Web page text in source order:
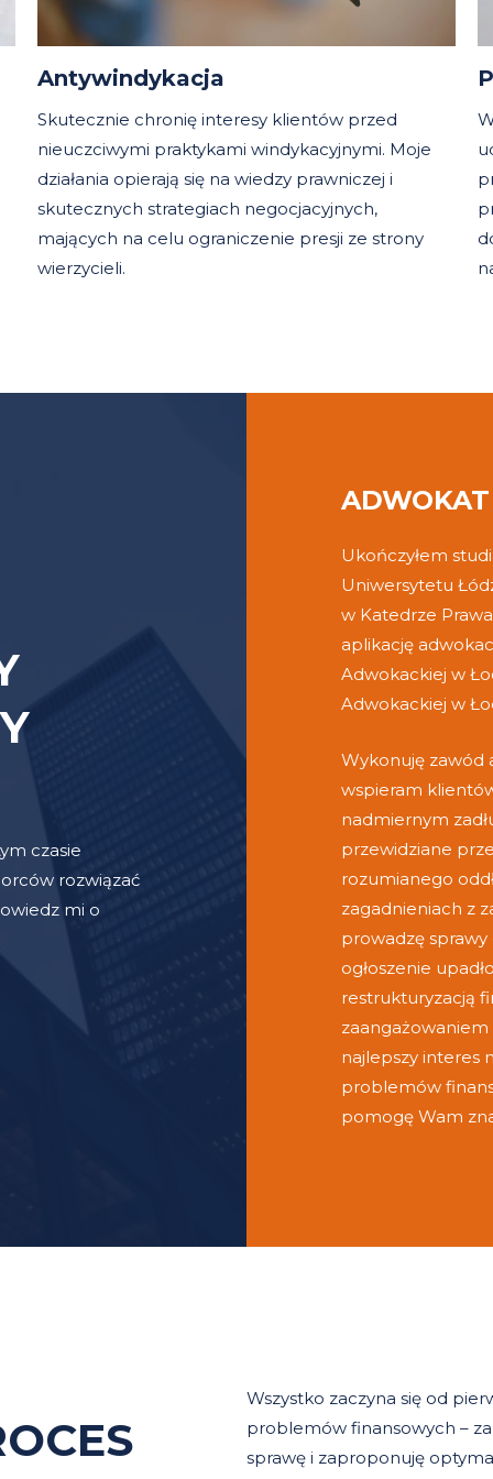
Antywindykacja
Skutecznie chronię interesy klientów przed
nieuczciwymi praktykami windykacyjnymi. Moje
działania opierają się na wiedzy prawniczej i
skutecznych strategiach negocjacyjnych,
mających na celu ograniczenie presji ze strony
wierzycieli.
czasie
rozwiązać
mi o
Ukończyłem
Uniwersytetu
w Katedrze
aplikację
Adwokackiej w
Adwokackiej w
Wykonuję zawód
wspieram
nadmiernym
przewidziane
rozumianego
zagadnieniach z
prowadzę sprawy
ogłoszenie
restrukturyzacją
najlepszy interes
problemów
pomogę Wam
Wszystko zaczyna się od
problemów finansowych –
sprawę i zaproponuję